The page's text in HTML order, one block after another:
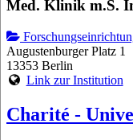
Med. Klinik m.S.
Augustenburger Platz 1
13353 Berlin
Link zur Institution
Charité -